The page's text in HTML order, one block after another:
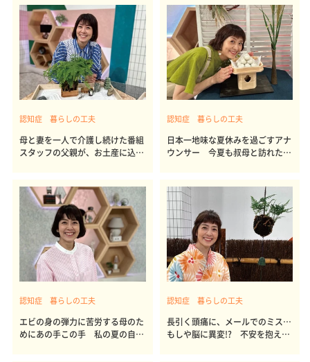
認知症 暮らしの工夫
母と妻を一人で介護し続けた番組
スタッフの父親が、お土産に込め
認知症 暮らしの工夫
日本一地味な夏休みを過ごすアナ
ウンサー 今夏も叔母と訪れたの
認知症 暮らしの工夫
エビの身の弾力に苦労する母のた
めにあの手この手 私の夏の自由
認知症 暮らしの工夫
長引く頭痛に、メールでのミス…
もしや脳に異変!? 不安を抱え頭